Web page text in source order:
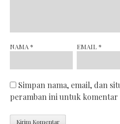
NAMA * EMAIL *
Simpan nama, email, dan
peramban ini untuk komentar